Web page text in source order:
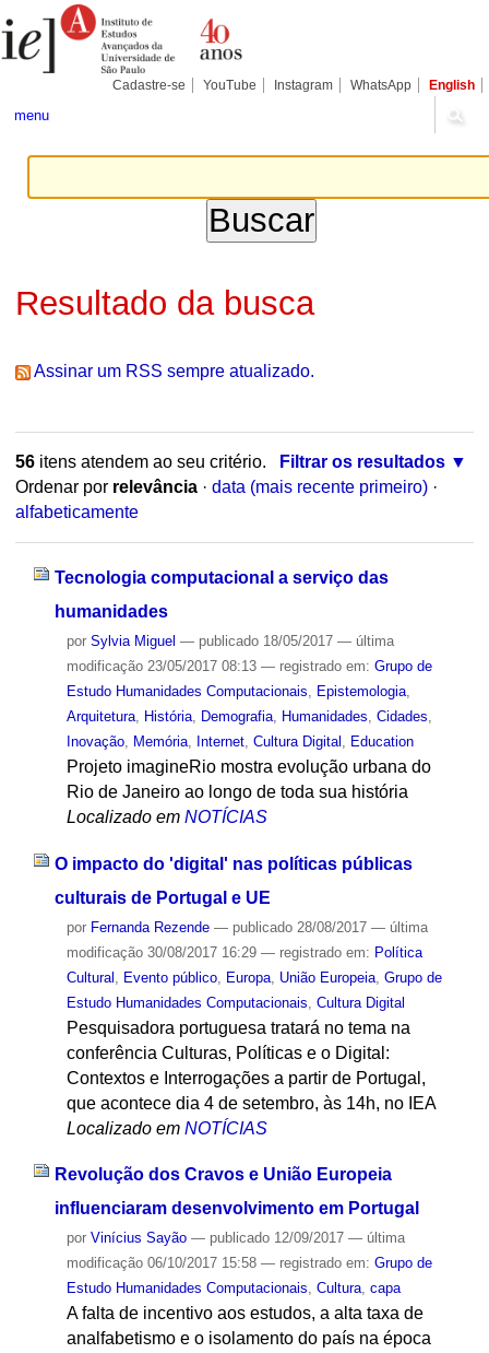
para
conteúdo.
Pessoais
Cadastre-se YouTube Instagram WhatsApp English
menu
Resultado da busca
Assinar um RSS sempre atualizado.
56itens atendem ao seu critério.
Filtrar os resultados
Ordenar por relevância · data (mais recente primeiro) ·
alfabeticamente
Tecnologia computacional a serviço das
humanidades
por Sylvia Miguel — publicado18/05/2017 — última
modificação23/05/2017 08:13 — registrado em: Grupo de
Estudo Humanidades Computacionais
Epistemologia,
Arquitetura, História, Demografia, Humanidades Cidades
Inovação, Memória, Internet, Cultura Digital Education
Projeto imagineRio mostra evolução urbana do
Rio de Janeiro ao longo de toda sua história
Localizado em NOTÍCIAS
O impacto do 'digital' nas políticas públicas
culturais de Portugal e UE
por Fernanda Rezende — publicado28/08/2017 — última
modificação30/08/2017 16:29 — registrado em: Política
Cultural
Evento público, Europa, União Europeia, Grupo de
Estudo Humanidades Computacionais Cultura Digital
Pesquisadora portuguesa tratará no tema na
conferência Culturas, Políticas e o Digital:
Contextos e Interrogações a partir de Portugal,
que acontece dia 4 de setembro, às 14h, no IEA
Localizado em NOTÍCIAS
Revolução dos Cravos e União Europeia
influenciaram desenvolvimento em Portugal
por Vinícius Sayão — publicado12/09/2017 — última
modificação06/10/2017 15:58 — registrado em: Grupo de
Estudo Humanidades Computacionais, Cultura, capa
A falta de incentivo aos estudos, a alta taxa de
analfabetismo e o isolamento do país na época